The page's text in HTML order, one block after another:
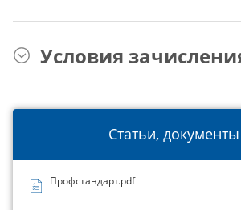
Статьи, документы
Профстандарт.pdf
Условия